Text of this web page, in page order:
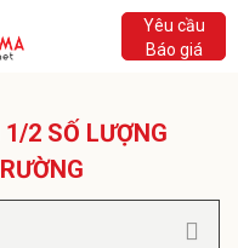
Yêu cầu
Báo giá
2 SỐ LƯỢNG